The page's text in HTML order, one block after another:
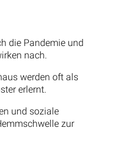
die Pandemie und
nach.
werden oft als
erlernt.
und soziale
zur